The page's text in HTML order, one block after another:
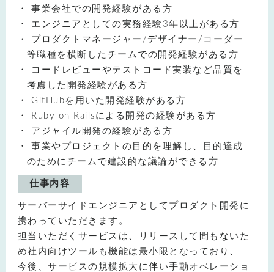
事業会社での開発経験がある方
エンジニアとしての実務経験3年以上がある方
プロダクトマネージャー/デザイナー/コーダー
等職種を横断したチームでの開発経験がある方
コードレビューやテストコード実装など品質を
考慮した開発経験がある方
GitHubを用いた開発経験がある方
Ruby on Railsによる開発の経験がある方
アジャイル開発の経験がある方
事業やプロジェクトの目的を理解し、目的達成
のためにチームで建設的な議論ができる方
仕事内容
サーバーサイドエンジニアとしてプロダクト開発に
携わっていただきます。
担当いただくサービスは、リリースして間もないた
め社内向けツールも機能は最小限となっており、
今後、サービスの規模拡大に伴い手動オペレーショ